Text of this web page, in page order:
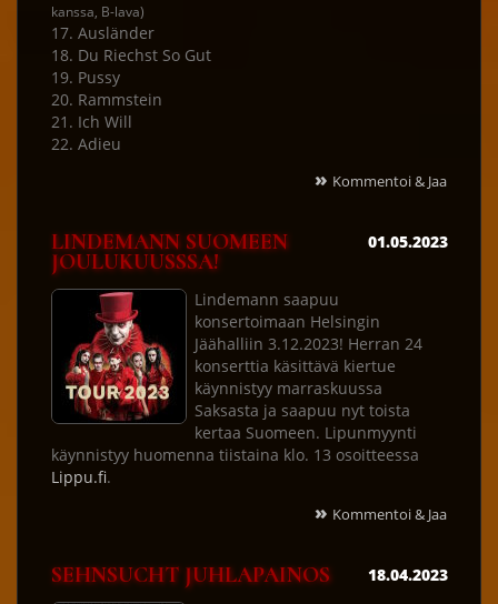
kanssa, B-lava)
17. Ausländer
18. Du Riechst So Gut
19. Pussy
20. Rammstein
21. Ich Will
22. Adieu
» Kommentoi & Jaa
LINDEMANN SUOMEEN
JOULUKUUSSSA!
01.05.2023
Lindemann saapuu
konsertoimaan Helsingin
Jäähalliin 3.12.2023! Herran 24
konserttia käsittävä kiertue
käynnistyy marraskuussa
Saksasta ja saapuu nyt toista
kertaa Suomeen. Lipunmyynti
käynnistyy huomenna tiistaina klo. 13 osoitteessa
Lippu.fi.
» Kommentoi & Jaa
SEHNSUCHT JUHLAPAINOS
18.04.2023